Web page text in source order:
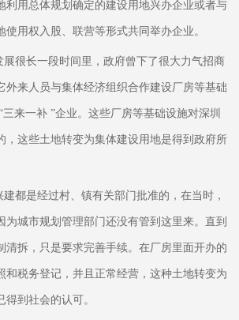
利用总体规划确定的建设用地兴办企业或者与
使用权入股、联营等形式共同举办企业。
长一段时间里，政府曾下了很大力气招商
外来人员与集体经济组织合作建设厂房等基础
来一补 ”企业。这些厂房等基础设施对深圳
，这些土地转变为集体建设用地是得到政府所
是经过村、镇有关部门批准的，在当时，
为城市规划管理部门还没有管到这里来。直到
清拆，只是要求完善手续。在厂房里面开办的
和税务登记，并且正常经营，这种土地转变为
得到社会的认可。